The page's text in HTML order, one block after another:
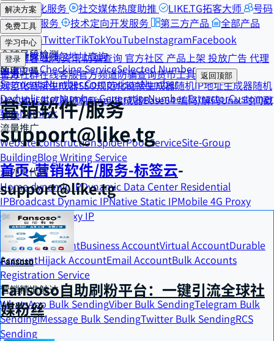
SEO优化服务 社交媒体热度助推 LIKE.TG拓客大师
号码
检测筛选服务
技术定向开发服务 第三方产品 全部产品
解决方案
自助刷粉
TelegramTwitterTikTokYouTubeInstagramFacebook
全球号段检测
Number Checking ServiceSelected Number
SegmentsNumber ComparisonNumber
DeduplicatorNumber GeneratiorNumber ExtractorCustomer
Tag-Number
流量推广
Website constructionSpiderPool ServiceSite-Group
BuildingBlog Writing Service
海外IP代理
Home dynamic IPDynamic Data Center Residential
IPBroadcast Dynamic IPNative Static IPMobile 4G Proxy
IPMobile 5G Proxy IP
社交账号购买
Personal AccountBusiness AccountVirtual AccountDurable
AccountHijack AccountEmail AccountBulk Accounts
Registration Service
营销精准触达
WhatsApp Bulk SendingViber Bulk SendingTelegram Bulk
SendingiMessage Bulk SendingTwitter Bulk SendingRCS
Sending
免费工具
货币工具
汇率计算器钱包地址查询
效率工具
规范化链接生成器SEO规范化链接生成器随机IP地址生成器随机
MAC地址生成器随机Email生成器Base64 编码/解码Unix 时间戳
转换
学习中心
精选博客出海资讯防骗查询 官方社区 产品上架 投放广告 代理
申请
登录
官方社群在线客服官方频道防骗查询货币工具 返回顶部
营销软件/服务
support@like.tg
首页-营销软件/服务-标签云-
support@like.tg
Fansoso
Fansoso自助刷粉平台：一键引流全球社
媒粉丝